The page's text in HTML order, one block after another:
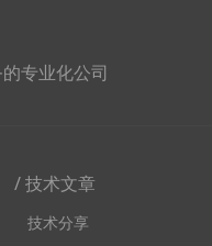
专业化公司
/ 技术文章
技术分享